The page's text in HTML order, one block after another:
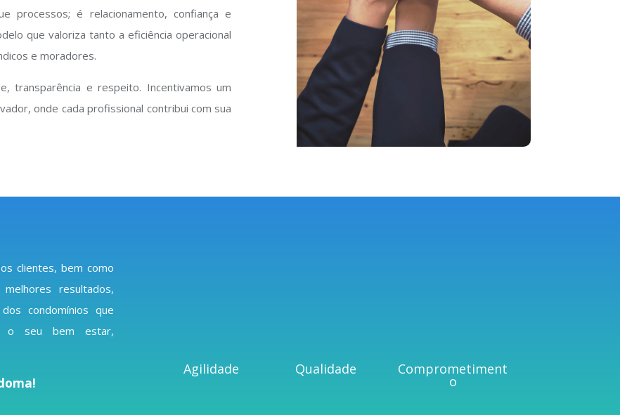
processos; é relacionamento, confiança e
que valoriza tanto a eficiência operacional
e moradores.
transparência e respeito. Incentivamos um
onde cada profissional contribui com sua
clientes, bem como
resultados,
condomínios que
o seu bem estar,
Agilidade Qualidade Comprometiment
o